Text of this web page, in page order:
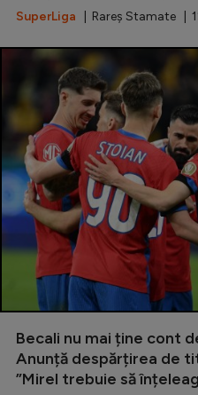
SuperLiga | Rareș Stamate |
Becali nu mai ține cont
Anunță despărțirea de
”Mirel trebuie să